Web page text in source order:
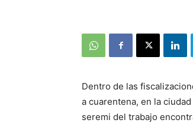
Dentro de las
a cuarentena, en la
seremi del trabajo